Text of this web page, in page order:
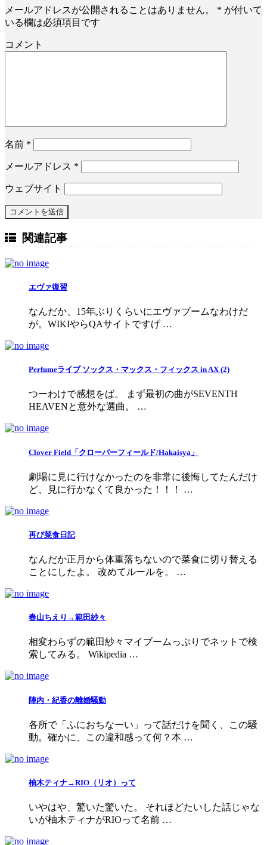
メールアドレスが公開されることはありません。 * が付いて
いる欄は必須項目です
コメント
名前 *
メールアドレス *
ウェブサイト
関連記事
エヴァ復習
なんだか、15年ぶりくらいにエヴァブームなわけだ
が。WIKIやらQAサイトですげ …
Perfumeライブ ソックス・マックス・フィックス in AX (2)
つーわけで感想をば。 まず最初の曲がSEVENTH
HEAVENと意外な選曲。 …
Clover Field「クローバーフィールド/Hakaisya」
劇場に見に行けなかったのを非常に後悔してたんだけ
ど、見に行かなくて良かった！！！ …
再び菜食日記
なんだか正月から体重落ちないので菜食に切り替える
ことにしたよ。 改めてルールを。 …
春山ちえり→範田紗々
相変わらずの範田紗々マイブームっぷりでネットで検
索してみる。 Wikipedia …
陣内・紀香の離婚騒動
各所で「ふにおちなーい」って話だけを聞く、この騒
動。確かに、この違和感って何？本 …
柚木ティナ→RIO（リオ）って
いやはや、驚いた驚いた。 それほどたいした話じゃな
いが柚木ティナがRIOって名前 …